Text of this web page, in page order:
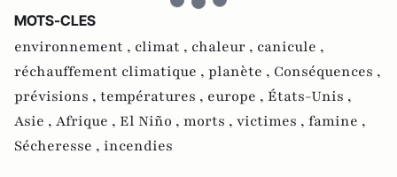
MOTS-CLES
environnement , climat , chaleur , canicule ,
réchauffement climatique , planète , Conséquences ,
prévisions , températures , europe , États-Unis ,
Asie , Afrique , El Niño , morts , victimes , famine ,
Sécheresse , incendies